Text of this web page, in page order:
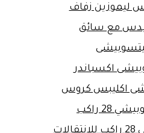
ليموزين زفاف
مع سائق
اكسباندر
اكليبس كروس
28 راكب